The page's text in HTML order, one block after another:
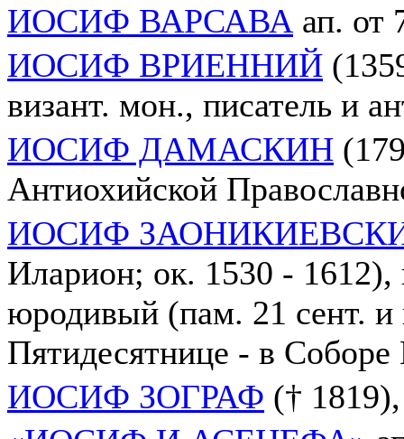
ИОСИФ ВАРСАВА ап. от
ИОСИФ ВРИЕННИЙ
визант. мон., писатель и
ИОСИФ ДАМАСКИН
Антиохийской
ИОСИФ
Иларион; ок. 1530 -
юродивый (пам. 21 сент.
Пятидесятнице - в Соборе
ИОСИФ ЗОГРАФ (†